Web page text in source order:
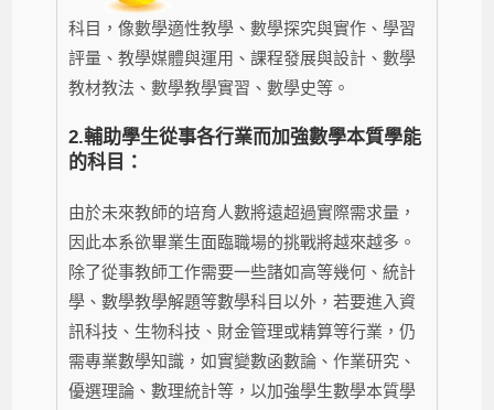
科目，像數學適性教學、數學探究與實作、學習
評量、教學媒體與運用、課程發展與設計、數學
教材教法、數學教學實習、數學史等。
2.輔助學生從事各行業而加強數學本質學能
的科目：
由於未來教師的培育人數將遠超過實際需求量，
因此本系欲畢業生面臨職場的挑戰將越來越多。
除了從事教師工作需要一些諸如高等幾何、統計
學、數學教學解題等數學科目以外，若要進入資
訊科技、生物科技、財金管理或精算等行業，仍
需專業數學知識，如實變數函數論、作業研究、
優選理論、數理統計等，以加強學生數學本質學